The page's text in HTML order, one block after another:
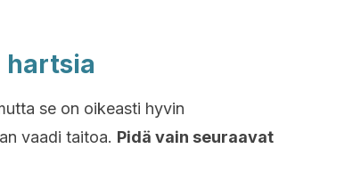
hartsia
se on oikeasti hyvin
vaadi taitoa. Pidä vain seuraavat